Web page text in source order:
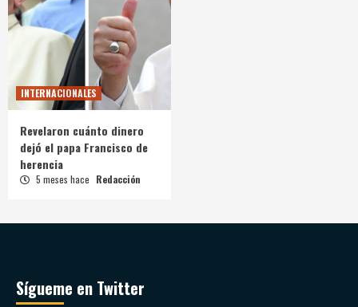
INTERNACIONALES
Revelaron cuánto dinero
dejó el papa Francisco de
herencia
5 meses hace Redacción
Sígueme en Twitter